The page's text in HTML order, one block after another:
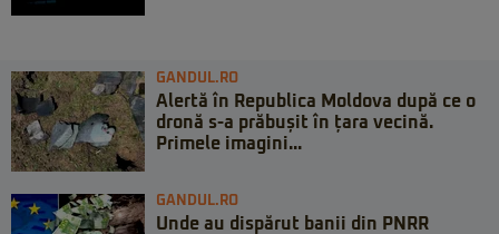
GANDUL.RO
Alertă în Republica Moldova după ce o
dronă s-a prăbușit în țara vecină.
Primele imagini...
GANDUL.RO
Unde au dispărut banii din PNRR